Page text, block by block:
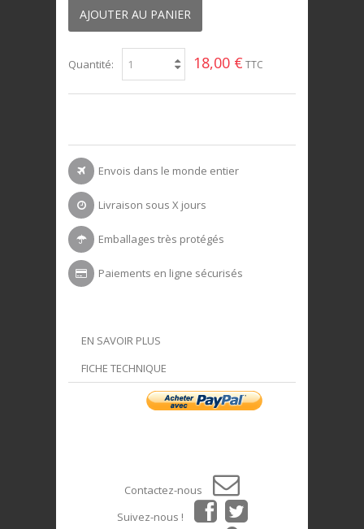
AJOUTER AU PANIER
Quantité: 18,00 € TTC
Envois dans le monde entier
Livraison sous X jours
Emballages très protégés
Paiements en ligne sécurisés
EN SAVOIR PLUS
FICHE TECHNIQUE
Contactez-nous
Suivez-nous !